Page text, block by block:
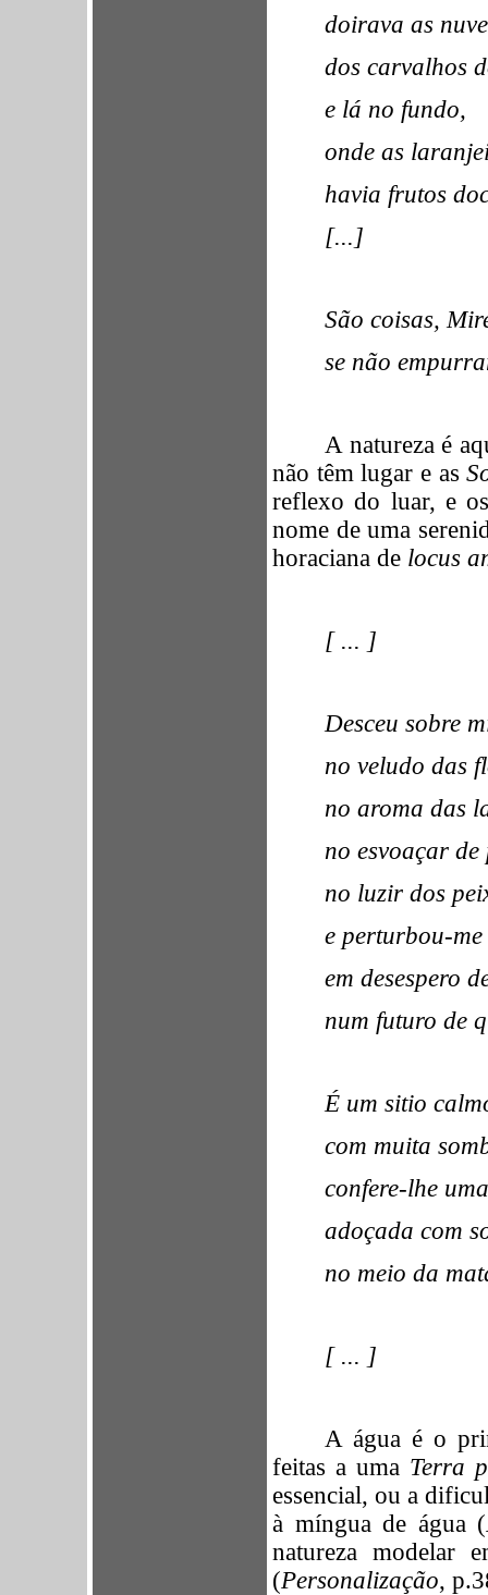
doirava as
dos carvalhos
e lá no fundo,
onde as
havia frutos
[...]
São coisas,
se não
A natureza é
não têm lugar e as
reflexo do luar, e
nome de uma
horaciana de locus
[ ... ]
Desceu sobre
no veludo das
no aroma das
no esvoaçar de
no luzir dos
e perturbou-
em desespero
num futuro de
É um sitio
com muita
confere-lhe
adoçada com
no meio da
[ ... ]
A água é o
feitas a uma Terra
essencial, ou a
à míngua de água (
natureza modelar
(Personalização,